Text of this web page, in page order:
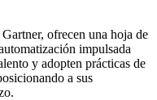
ofrecen una hoja de
impulsada
y adopten prácticas de
a sus